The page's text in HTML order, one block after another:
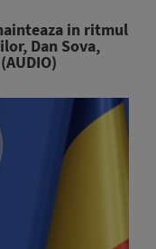
in ritmul
Dan Sova,